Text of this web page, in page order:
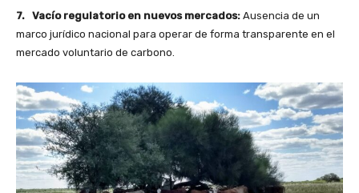
7. Vacío regulatorio en nuevos mercados: Ausencia de un
marco jurídico nacional para operar de forma transparente en el
mercado voluntario de carbono.